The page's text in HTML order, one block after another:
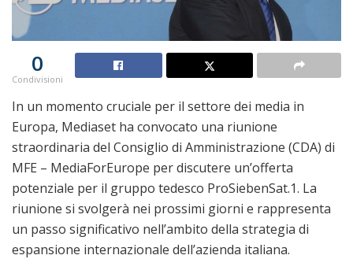
0
Condivisioni
In un momento cruciale per il settore dei media in
Europa, Mediaset ha convocato una riunione
straordinaria del Consiglio di Amministrazione (CDA) di
MFE – MediaForEurope per discutere un’offerta
potenziale per il gruppo tedesco ProSiebenSat.1. La
riunione si svolgerà nei prossimi giorni e rappresenta
un passo significativo nell’ambito della strategia di
espansione internazionale dell’azienda italiana.